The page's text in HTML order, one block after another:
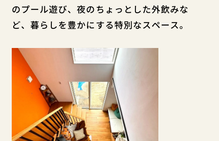
のプール遊び、夜のちょっとした外飲みな
ど、暮らしを豊かにする特別なスペース。